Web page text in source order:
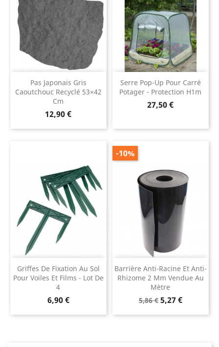
Pas Japonais Gris
Caoutchouc Recyclé 53×42
Cm
Prix
12,90 €
Serre Pop-Up Pour Carré
Potager - Protection H1m
Prix
27,50 €
Griffes De Fixation Au Sol
Pour Voiles Et Films - Lot De
4
Prix
6,90 €
Barrière Anti-Racine Et Anti-
Rhizome 2 Mm Vendue Au
Mètre
Prix
base
5,86 € Prix
5,27 €
-10%